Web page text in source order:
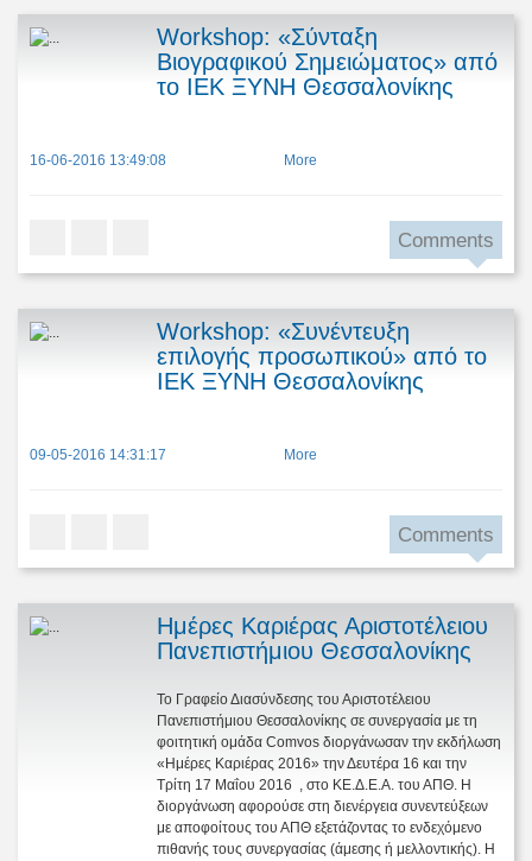
Workshop: «Σύνταξη
Βιογραφικού Σημειώματος» από
το ΙΕΚ ΞΥΝΗ Θεσσαλονίκης
16-06-2016 13:49:08 More
Comments
Workshop: «Συνέντευξη
επιλογής προσωπικού» από το
ΙΕΚ ΞΥΝΗ Θεσσαλονίκης
09-05-2016 14:31:17 More
Comments
Ημέρες Καριέρας Αριστοτέλειου
Πανεπιστήμιου Θεσσαλονίκης
Το Γραφείο Διασύνδεσης του Αριστοτέλειου
Πανεπιστήμιου Θεσσαλονίκης σε συνεργασία με τη
φοιτητική ομάδα Comvos διοργάνωσαν την εκδήλωση
«Ημέρες Καριέρας 2016» την Δευτέρα 16 και την
Τρίτη 17 Μαΐου 2016 , στο ΚΕ.Δ.Ε.Α. του ΑΠΘ. Η
διοργάνωση αφορούσε στη διενέργεια συνεντεύξεων
με αποφοίτους του ΑΠΘ εξετάζοντας το ενδεχόμενο
πιθανής τους συνεργασίας (άμεσης ή μελλοντικής). Η